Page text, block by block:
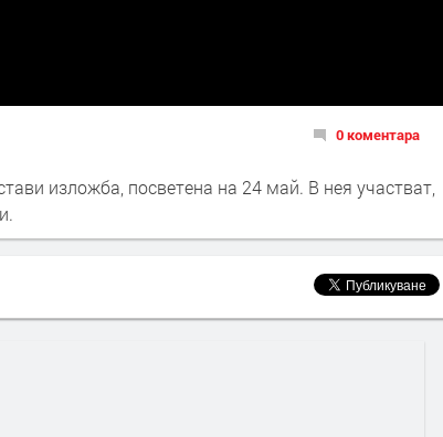
0 коментара
изложба, посветена на 24 май. В нея участват,